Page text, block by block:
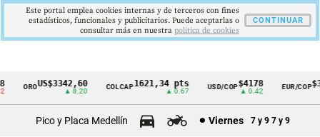
Cintillo
US$3342,60
▲ 8.20
COLCAP 1621,34 pts USD/COP $4178
▲ 0.42
EUR/COP $3672
—
Pico y Placa Medellín Viernes 7 y 9 7 y 9
Este portal emplea cookies internas y de terceros con fines
estadísticos, funcionales y publicitarios. Puede aceptarlas o
consultar más en nuestra politica de cookies
CONTINUAR